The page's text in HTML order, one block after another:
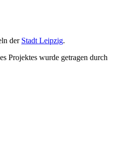
der Stadt Leipzig.
Projektes wurde getragen durch